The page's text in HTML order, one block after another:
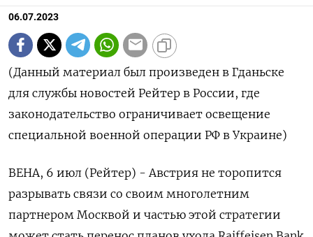
06.07.2023
(Данный материал был произведен в Гданьске
для службы новостей Рейтер в России, где
законодательство ограничивает освещение
специальной военной операции РФ в Украине)
ВЕНА, 6 июл (Рейтер) - Австрия не торопится
разрывать связи со своим многолетним
партнером Москвой и частью этой стратегии